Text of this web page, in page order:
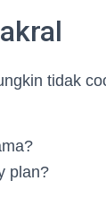
tidak
plan?